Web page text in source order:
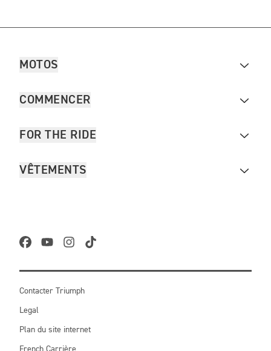
MOTOS
COMMENCER
FOR THE RIDE
VÊTEMENTS
Contacter Triumph
Legal
Plan du site internet
French Carrière